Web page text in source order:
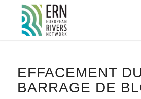
Panneau de gestion des cookies
EFFACEMENT DU
BARRAGE DE